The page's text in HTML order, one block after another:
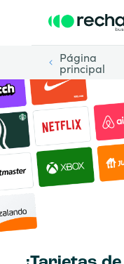
Página
principal